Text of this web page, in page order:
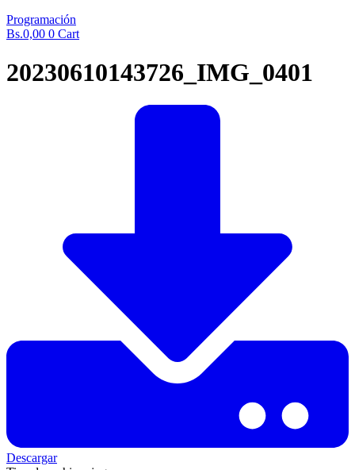
Programación
Bs.0,00 0 Cart
20230610143726_IMG_0401
Descargar